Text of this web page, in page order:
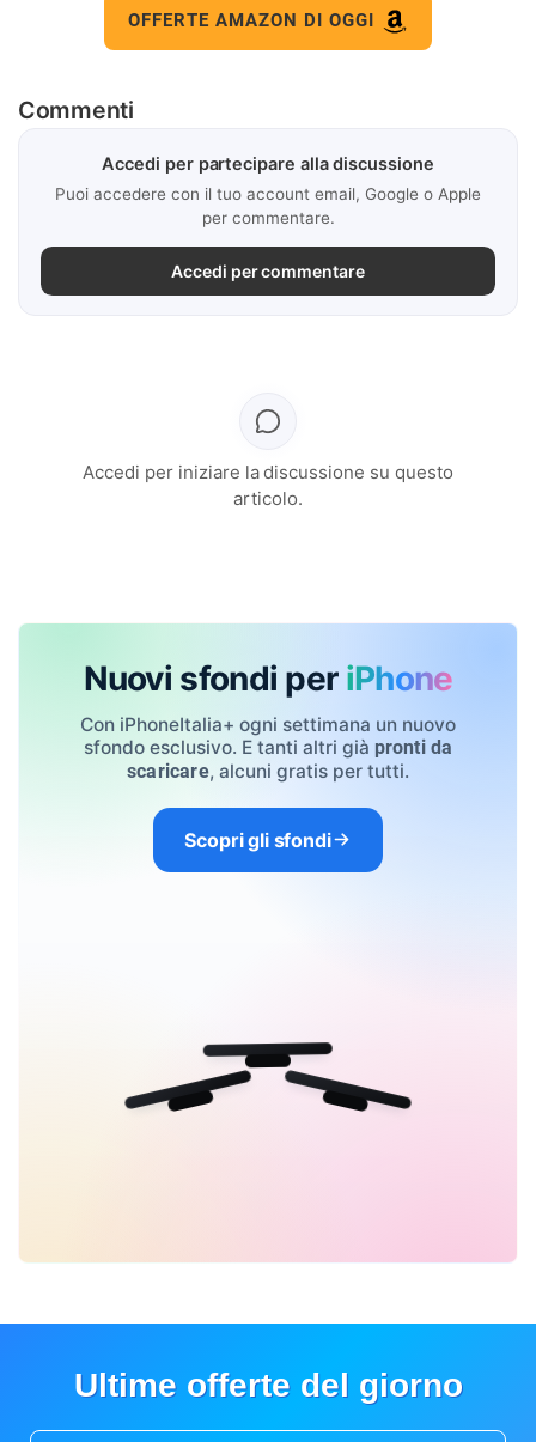
OFFERTE AMAZON DI OGGI
Commenti
Accedi per partecipare alla discussione
Puoi accedere con il tuo account email, Google o Apple
per commentare.
Accedi per commentare
Accedi per iniziare la discussione su questo
articolo.
Nuovi sfondi per iPhone
Con iPhoneItalia+ ogni settimana un nuovo
sfondo esclusivo. E tanti altri già pronti da
scaricare, alcuni gratis per tutti.
Scopri gli sfondi
Ultime offerte del giorno